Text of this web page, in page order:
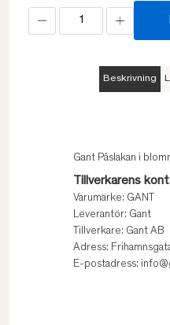
Beskrivning
Gant Påslakan i
Tillverkarens
Varumärke: GANT
Leverantör: Gant
Tillverkare: Gant AB
Adress:
E-postadress: